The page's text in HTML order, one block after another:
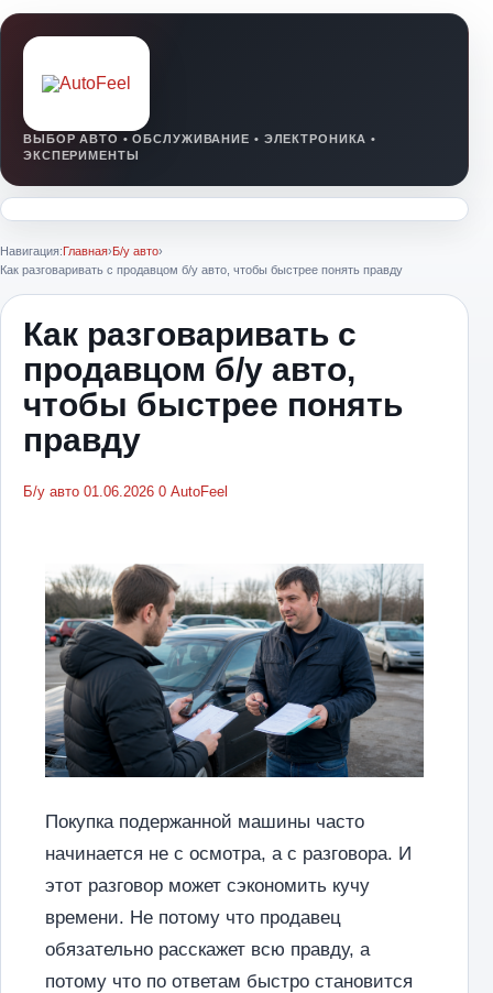
Навигация:Главная›Б/у авто›
Как разговаривать с продавцом б/у авто, чтобы быстрее понять правду
Как разговаривать с
продавцом б/у авто,
чтобы быстрее понять
правду
Б/у авто 01.06.2026 0 AutoFeel
Покупка подержанной машины часто
начинается не с осмотра, а с разговора. И
этот разговор может сэкономить кучу
времени. Не потому что продавец
обязательно расскажет всю правду, а
потому что по ответам быстро становится